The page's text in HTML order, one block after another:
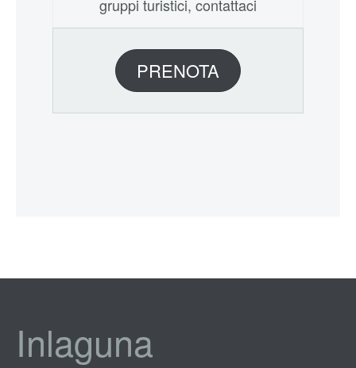
gruppi turistici, contattaci
PRENOTA
Inlaguna